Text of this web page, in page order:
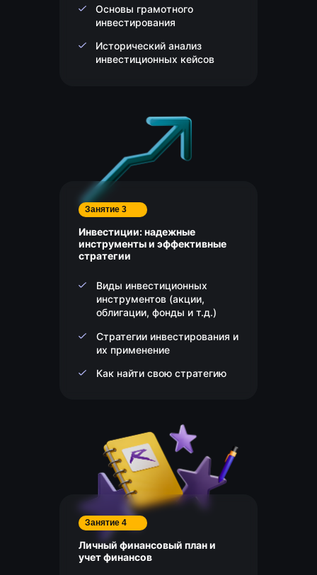
Основы грамотного
инвестирования
Исторический анализ
инвестиционных кейсов
Занятие 3
Инвестиции: надежные
инструменты и эффективные
стратегии
Виды инвестиционных
инструментов (акции,
облигации, фонды и т.д.)
Стратегии инвестирования и
их применение
Как найти свою стратегию
Занятие 4
Личный финансовый план и
учет финансов